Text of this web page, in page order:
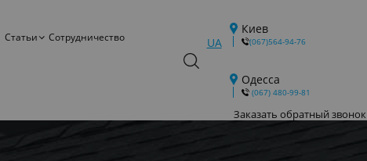
Статьи Сотрудничество UA
Киев
(067)564-94-76
Одесса
‎ (067) 480-99-81
Заказать обратный звонок